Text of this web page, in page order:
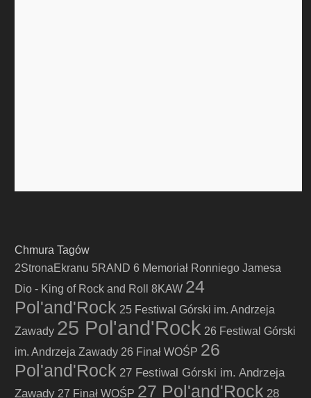
Chmura Tagów
2StronaEkranu 5RAND 6 Memoriał Ronniego Jamesa
Dio - King of Rock and Roll
8KAW 24
Pol'and'Rock 25 Festiwal Górski im. Andrzeja
Zawady 25 Pol'and'Rock 26 Festiwal Górski
im. Andrzeja Zawady 26 Finał WOŚP 26
Pol'and'Rock 27 Festiwal Górski im. Andrzeja
Zawady 27 Finał WOŚP 27 Pol'and'Rock 28